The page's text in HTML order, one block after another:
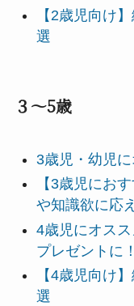
【2歳児向け
選
３～5歳
3歳児・幼児
【3歳児にお
や知識欲に応
4歳児にオス
プレゼントに！
【4歳児向け
選